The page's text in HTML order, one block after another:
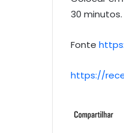
30 minutos.
Fonte
https://